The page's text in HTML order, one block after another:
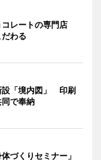
コレートの専門店
わる
設「境内図」 印刷
で奉納
づくりセミナー」